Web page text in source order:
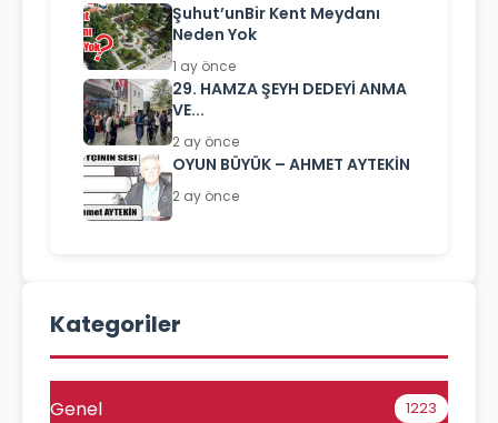
Şuhut’unBir Kent Meydanı
Neden Yok
1 ay önce
29. HAMZA ŞEYH DEDEYİ ANMA
VE...
2 ay önce
OYUN BÜYÜK – AHMET AYTEKİN
2 ay önce
Kategoriler
Genel 1223